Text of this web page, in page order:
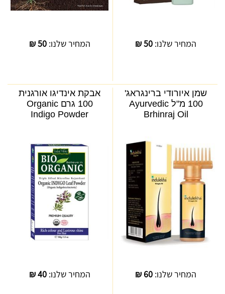
המחיר שלנו: 50
₪ המחיר שלנו:50
₪
שמן איורודי ברינגראג'
100 מ"ל Ayurvedic
Brhinraj Oil
המחיר שלנו: 60
₪
אבקת אינדיגו אורגנית
100 גרם Organic
Indigo Powder
המחיר שלנו:40
₪